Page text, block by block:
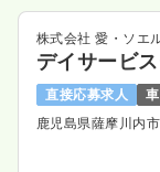
株式会社 愛・ソエ
デイサービ
直接応募求人
鹿児島県薩摩川内市